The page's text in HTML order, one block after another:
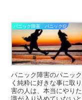
パニック障害 パニック症
パニック障害のパニッ
く純粋に好きな事に取
害の人は、本当にやり